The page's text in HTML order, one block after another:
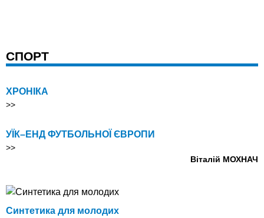
СПОРТ
ХРОНІКА
>>
УЇК–ЕНД ФУТБОЛЬНОЇ ЄВРОПИ
>>
Віталій МОХНАЧ
Синтетика для молодих